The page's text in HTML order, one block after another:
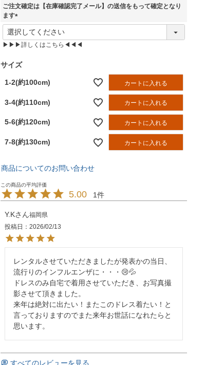
)
ご注文確定は【在庫確認完了メール】の送信をもって確定となり
ます
(
必
須
▶▶▶詳しくはこちら◀◀◀
サイズ
1-2(約100cm) カートに入れる
3-4(約110cm) カートに入れる
5-6(約120cm) カートに入れる
7-8(約130cm) カートに入れる
商品についてのお問い合わせ
5.00 1
Y.K
福岡県
投稿日
2026/02/13
レンタルさせていただきましたが発表かの当日、
流行りのインフルエンザに・・・😢💦
ドレスのみ自宅で着用させていただき、お写真撮
影させて頂きました。
来年は絶対に出たい！またこのドレス着たい！と
言っておりますのでまた来年お世話になれたらと
思います。
すべてのレビューを見る